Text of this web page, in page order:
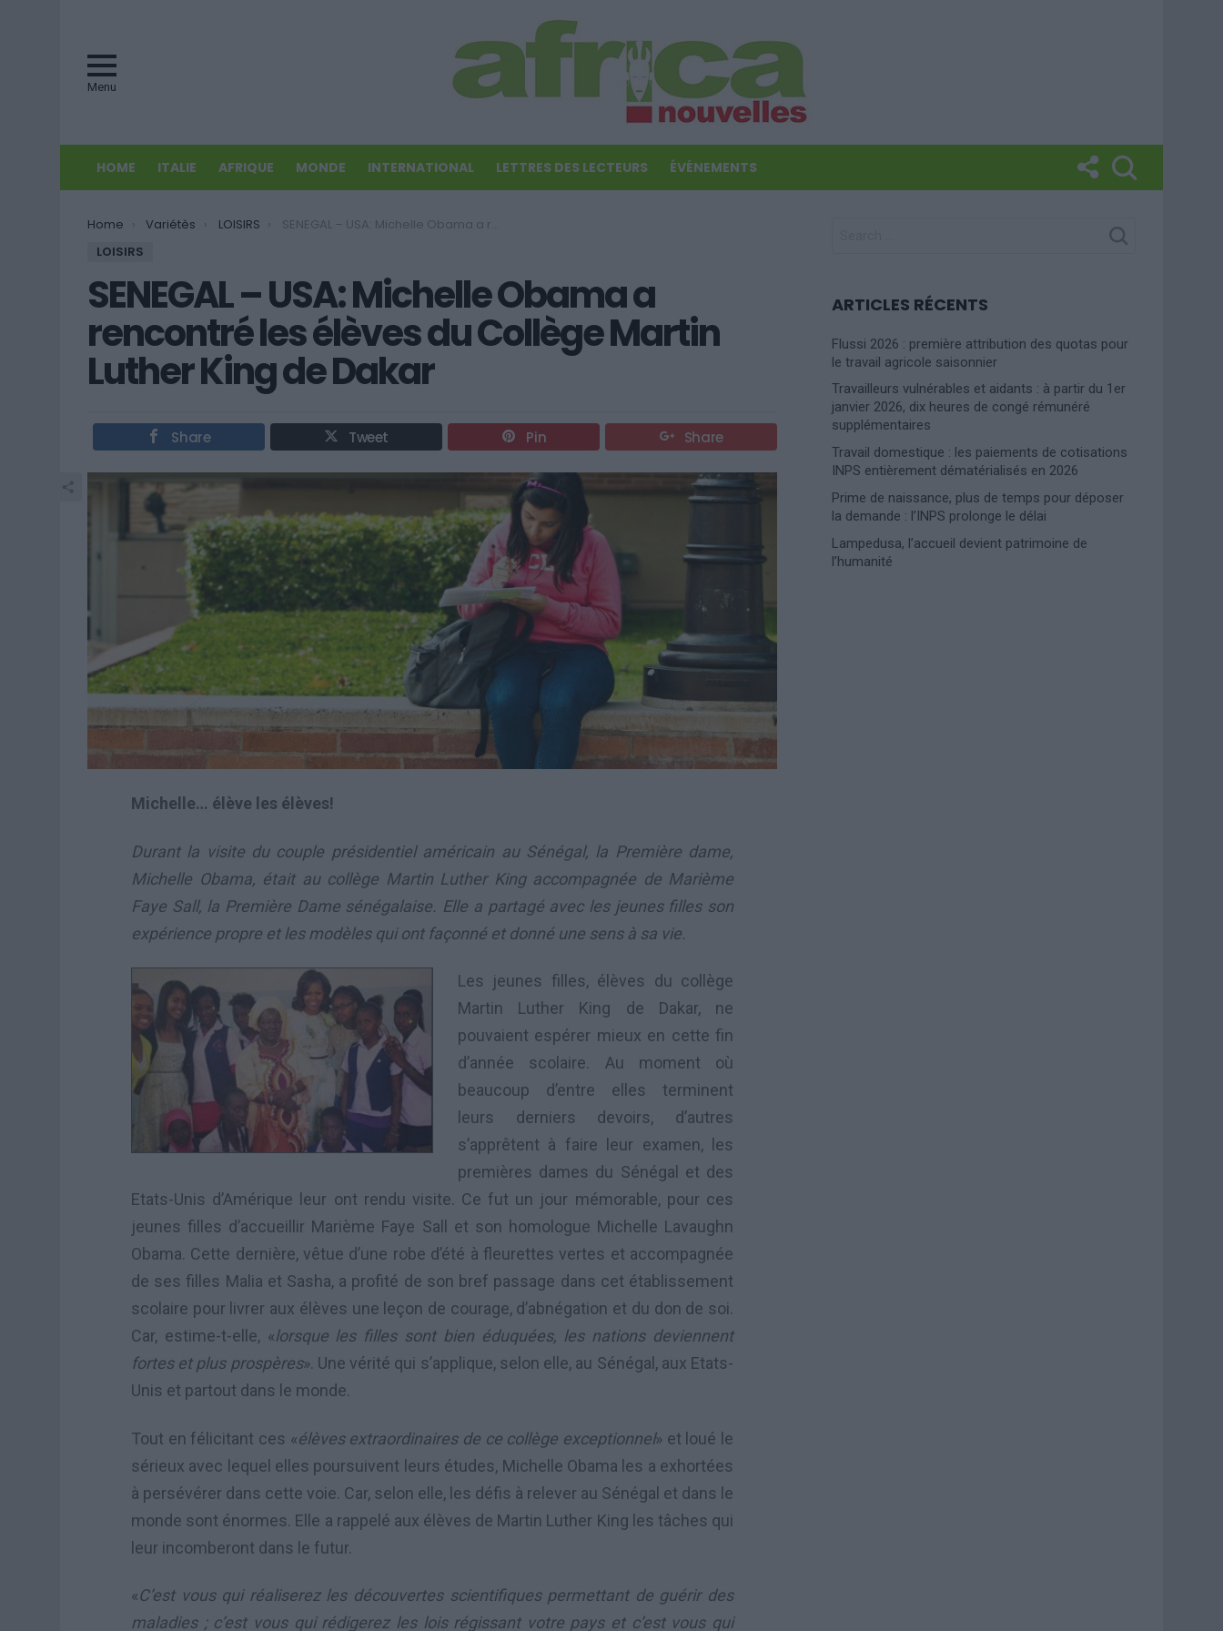
Menu
HOME ITALIE AFRIQUE MONDE INTERNATIONAL LETTRES DES LECTEURS ÉVÉNEMENTS
You are here:
Home Variétès LOISIRS
SENEGAL – USA: Michelle Obama a rencontré les élèves du Collège Martin Luther King de Dakar
LOISIRS
SENEGAL – USA: Michelle Obama a
rencontré les élèves du Collège Martin
Luther King de Dakar
Share Tweet Pin Share
Michelle… élève les élèves!
Durant la visite du couple présidentiel américain au Sénégal, la Première dame,
Michelle Obama, était au collège Martin Luther King accompagnée de Marième
Faye Sall, la Première Dame sénégalaise. Elle a partagé avec les jeunes filles son
expérience propre et les modèles qui ont façonné et donné une sens à sa vie.
Les jeunes filles, élèves du collège
Martin Luther King de Dakar, ne
pouvaient espérer mieux en cette fin
d’année scolaire. Au moment où
beaucoup d’entre elles terminent
leurs derniers devoirs, d’autres
s’apprêtent à faire leur examen, les
premières dames du Sénégal et des
Etats-Unis d’Amérique leur ont rendu visite. Ce fut un jour mémorable, pour ces
jeunes filles d’accueillir Marième Faye Sall et son homologue Michelle Lavaughn
Obama. Cette dernière, vêtue d’une robe d’été à fleurettes vertes et accompagnée
de ses filles Malia et Sasha, a profité de son bref passage dans cet établissement
scolaire pour livrer aux élèves une leçon de courage, d’abnégation et du don de soi.
Car, estime-t-elle, «lorsque les filles sont bien éduquées, les nations deviennent
fortes et plus prospères». Une vérité qui s’applique, selon elle, au Sénégal, aux Etats-
Unis et partout dans le monde.
Tout en félicitant ces «élèves extraordinaires de ce collège exceptionnel» et loué le
sérieux avec lequel elles poursuivent leurs études, Michelle Obama les a exhortées
à persévérer dans cette voie. Car, selon elle, les défis à relever au Sénégal et dans le
monde sont énormes. Elle a rappelé aux élèves de Martin Luther King les tâches qui
leur incomberont dans le futur.
«C’est vous qui réaliserez les découvertes scientifiques permettant de guérir des
maladies ; c’est vous qui rédigerez les lois régissant votre pays et c’est vous qui
ARTICLES RÉCENTS
Flussi 2026 : première attribution des quotas pour
le travail agricole saisonnier
Travailleurs vulnérables et aidants : à partir du 1er
janvier 2026, dix heures de congé rémunéré
supplémentaires
Travail domestique : les paiements de cotisations
INPS entièrement dématérialisés en 2026
Prime de naissance, plus de temps pour déposer
la demande : l’INPS prolonge le délai
Lampedusa, l’accueil devient patrimoine de
l’humanité